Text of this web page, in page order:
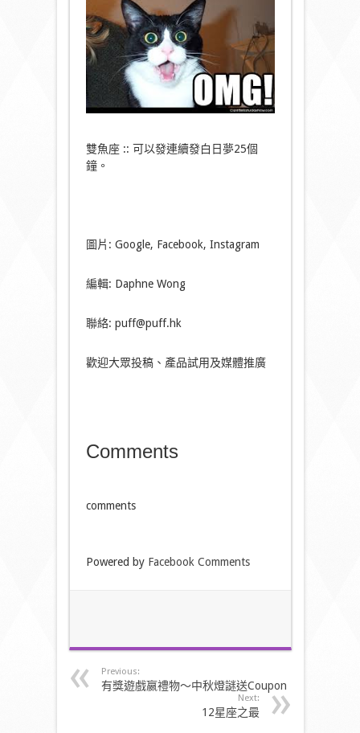
雙魚座 :: 可以發連續發白日夢25個
鐘。
圖片: Google, Facebook, Instagram
編輯: Daphne Wong
聯絡: puff@puff.hk
歡迎大眾投稿、產品試用及媒體推廣
Comments
comments
Powered by Facebook Comments
Previous:
有獎遊戲嬴禮物～中秋燈謎送Coupon
Next:
12星座之最